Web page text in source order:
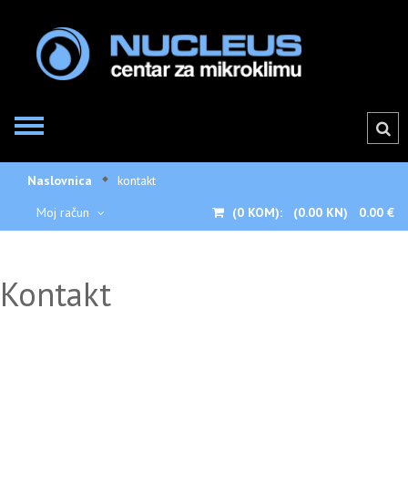
Naslovnica
kontakt
(0 KOM): (0.00 KN) 0.00 €
Moj račun
Kontakt